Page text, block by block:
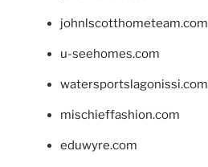
johnlscotthometeam.com
u-seehomes.com
watersportslagonissi.com
mischieffashion.com
eduwyre.com